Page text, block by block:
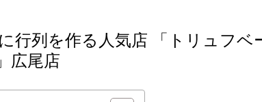
CHIEF
行列を作る人気店 「トリュフベ
広尾店